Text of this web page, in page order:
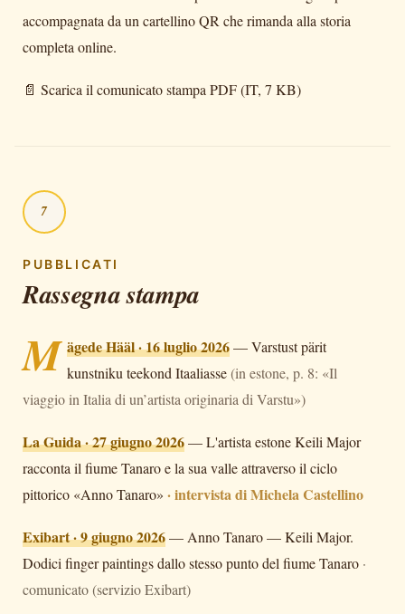
accompagnata da un cartellino QR che rimanda alla storia
completa online.
📄 Scarica il comunicato stampa PDF (IT, 7 KB)
7
PUBBLICATI
Rassegna stampa
M ägede Hääl · 16 luglio 2026—Varstust pärit
kunstniku teekond Itaaliasse (in estone, p. 8: «Il
viaggio in Italia di un’artista originaria di Varstu»)
La Guida · 27 giugno 2026—L'artista estone Keili Major
racconta il fiume Tanaro e la sua valle attraverso il ciclo
pittorico «Anno Tanaro» · intervista di Michela Castellino
Exibart · 9 giugno 2026— Anno Tanaro — Keili Major.
Dodici finger paintings dallo stesso punto del fiume Tanaro ·
comunicato (servizio Exibart)